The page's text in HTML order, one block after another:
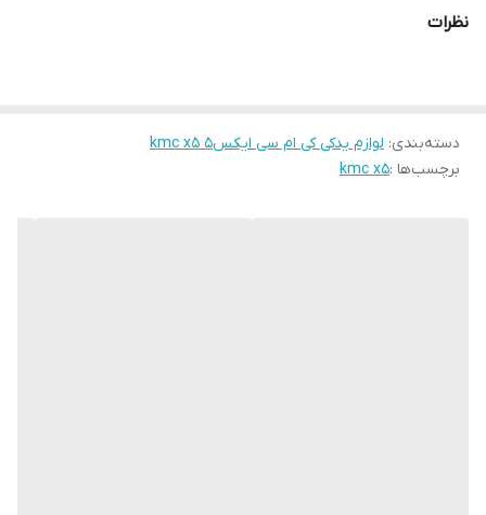
نظرات
دسته‌بندی: لوازم یدکی کی ام سی ایکس۵ kmc x5
برچسب‌ها :kmc x5